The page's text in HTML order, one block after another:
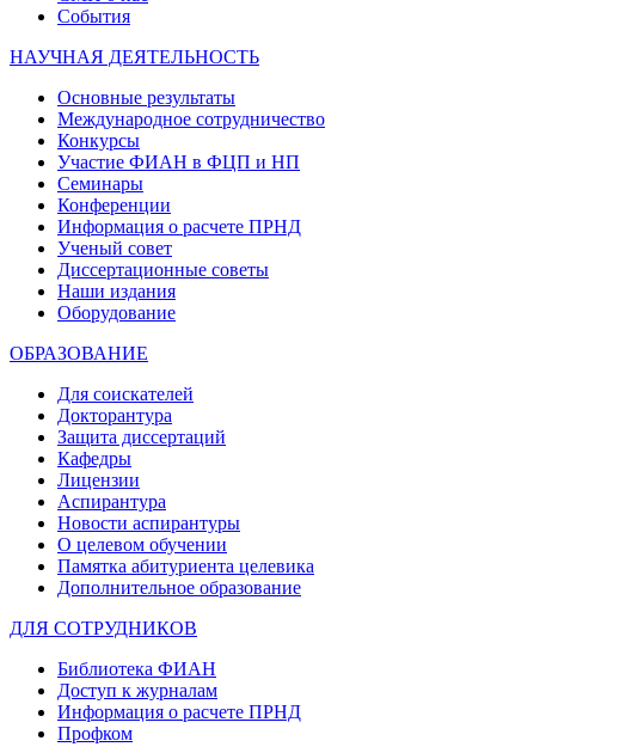
События
НАУЧНАЯ ДЕЯТЕЛЬНОСТЬ
Основные результаты
Международное сотрудничество
Конкурсы
Участие ФИАН в ФЦП и НП
Семинары
Конференции
Информация о расчете ПРНД
Ученый совет
Диссертационные советы
Наши издания
Оборудование
ОБРАЗОВАНИЕ
Для соискателей
Докторантура
Защита диссертаций
Кафедры
Лицензии
Аспирантура
Новости аспирантуры
О целевом обучении
Памятка абитуриента целевика
Дополнительное образование
ДЛЯ СОТРУДНИКОВ
Библиотека ФИАН
Доступ к журналам
Информация о расчете ПРНД
Профком